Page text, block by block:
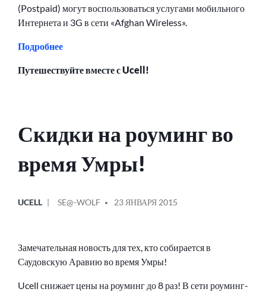
(Postpaid) могут воспользоваться услугами мобильного
Интернета и 3G в сети «Afghan Wireless».
Подробнее
Путешествуйте вместе с Ucell!
Скидки на роуминг во
время Умры!
В
UCELL
ОТ
SE@-WOLF 23 ЯНВАРЯ 2015
Замечательная новость для тех, кто собирается в
Саудовскую Аравию во время Умры!
Ucell снижает цены на роуминг до 8 раз! В сети роуминг-